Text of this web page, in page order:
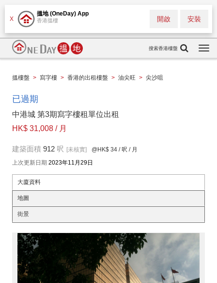
X
搵地 (OneDay) App
香港搵樓 安裝
開啟
搜索香港樓盤
搵樓盤 > 寫字樓 > 香港的出租樓盤 > 油尖旺 > 尖沙咀
已過期
中港城 第3期寫字樓租單位出租
HK$ 31,008 / 月
建築面積 912 呎 [未核實] @HK$ 34 / 呎 / 月
上次更新日期 2023年11月29日
大廈資料
地圖
街景